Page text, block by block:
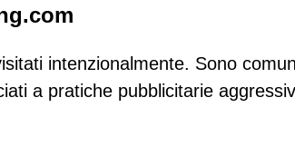
intenzionalmente. Sono
a pratiche pubblicitarie